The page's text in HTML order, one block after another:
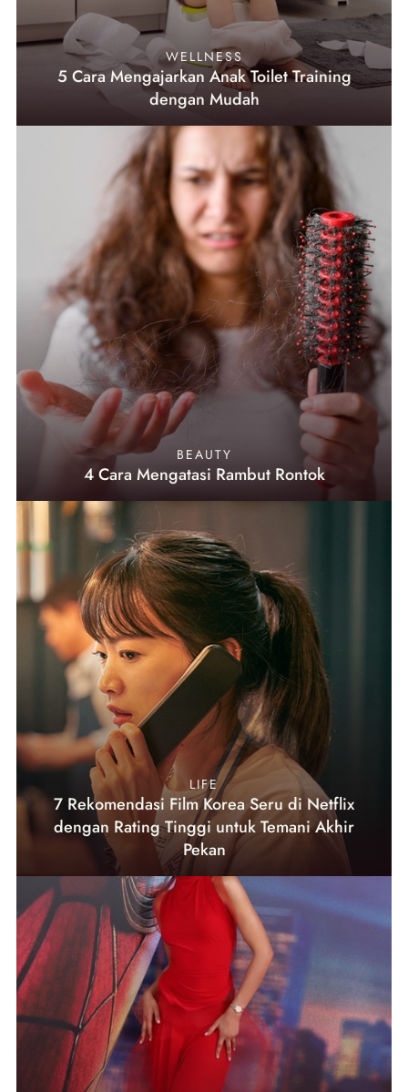
WELLNESS
5 Cara Mengajarkan Anak Toilet Training
dengan Mudah
BEAUTY
4 Cara Mengatasi Rambut Rontok
LIFE
7 Rekomendasi Film Korea Seru di Netflix
dengan Rating Tinggi untuk Temani Akhir
Pekan